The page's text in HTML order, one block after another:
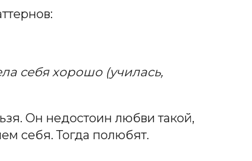
себя хорошо (училась,
Он недостоин любви такой,
себя. Тогда полюбят.